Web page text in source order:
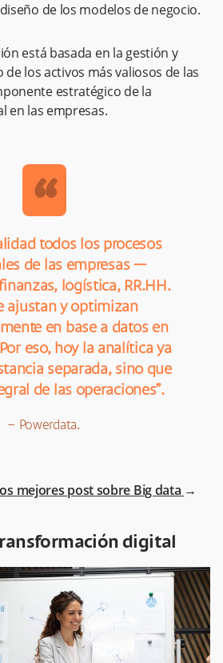
de los modelos de negocio.
está basada en la gestión y
de los activos más valiosos de las
estratégico de la
en las empresas.
“
todos los procesos
de las empresas —
logística, RR.HH.
ajustan y optimizan
en base a datos en
eso, hoy la analítica ya
separada, sino que
de las operaciones”.
– Powerdata.
mejores post sobre Big data →
digital